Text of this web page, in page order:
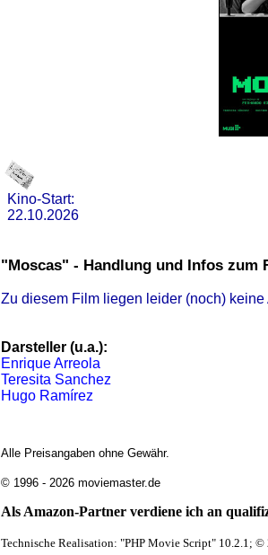
Kino-Start:
22.10.2026
"Moscas" - Handlung und Infos zum
Zu diesem Film liegen leider (noch) keine
Darsteller (u.a.):
Enrique Arreola
Teresita Sanchez
Hugo Ramírez
Alle Preisangaben ohne Gewähr.
© 1996 - 2026 moviemaster.de
Als Amazon-Partner verdiene ich an
Technische Realisation: "PHP Movie Script" 10.2.1;